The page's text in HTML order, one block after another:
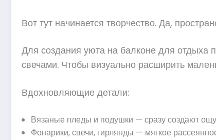
Вот тут начинается творчество. Да,
Для создания уюта на балконе для отдыха
свечами. Чтобы визуально расширить
Вдохновляющие детали:
Вязаные пледы и подушки — сразу создают
Фонарики, свечи, гирлянды — мягкое